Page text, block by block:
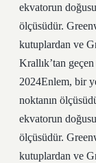
ekvatorun
ölçüsüdür.
kutuplardan ve
Krallık’tan
2024Enlem, bir
noktanın
ekvatorun
ölçüsüdür.
kutuplardan ve